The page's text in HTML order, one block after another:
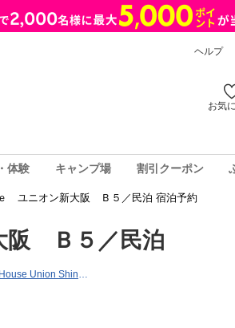
ヘルプ
お気
体験 キャンプ場 割引クーポン
ユニオン新大阪 Ｂ５／民泊 宿泊予約
阪 Ｂ５／民泊
〒532-0013大阪府大阪市淀川区木川西3-2-21 ユニオン新大阪 A1.B5.C2.C3.D1 Guest House Union Shin Osaka